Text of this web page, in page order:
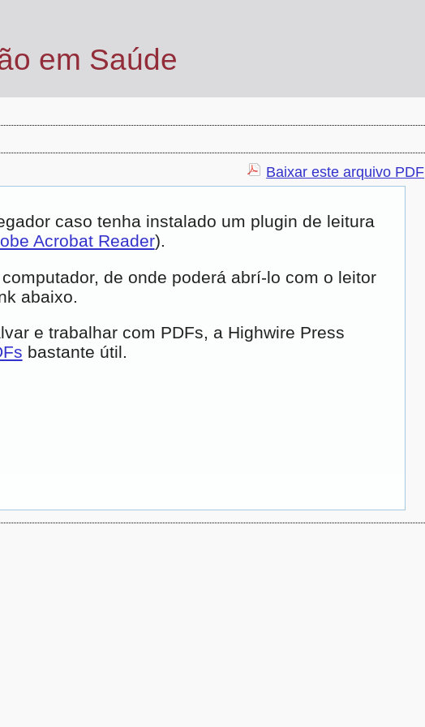
em Saúde
Baixar este arquivo PDF
caso tenha instalado um plugin de leitura
Acrobat Reader).
de onde poderá abrí-lo com o leitor
abaixo.
e trabalhar com PDFs, a Highwire Press
bastante útil.